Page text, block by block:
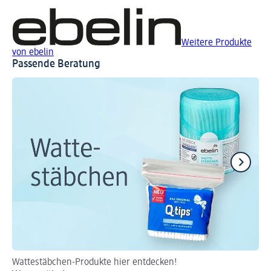
Weitere Produkte
von ebelin
Passende Beratung
Wattestäbchen-Produkte hier entdecken!